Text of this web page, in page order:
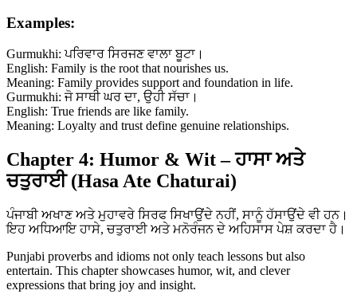
Examples:
Gurmukhi: ਪਰਿਵਾਰ ਸਿਰਜਣ ਵਾਲਾ ਬੂਟਾ।
English: Family is the root that nourishes us.
Meaning: Family provides support and foundation in life.
Gurmukhi: ਜੋ ਸਾਥੀ ਘਰ ਦਾ, ਉਹੀ ਸੱਚਾ।
English: True friends are like family.
Meaning: Loyalty and trust define genuine relationships.
Chapter 4: Humor & Wit – ਹਾਸਾ ਅਤੇ
ਚਤੁਰਾਈ (Hasa Ate Chaturai)
ਪੰਜਾਬੀ ਅਖਾਣ ਅਤੇ ਮੁਹਾਵਰੇ ਸਿਰਫ ਸਿਖਾਉਂਦੇ ਨਹੀਂ, ਸਾਨੂੰ ਹੱਸਾਉਂਦੇ ਵੀ ਹਨ।
ਇਹ ਅਧਿਆਇ ਹਾਸੇ, ਚਤੁਰਾਈ ਅਤੇ ਮਨੋਰੰਜਨ ਦੇ ਅਹਿਸਾਸ ਪੇਸ਼ ਕਰਦਾ ਹੈ।
Punjabi proverbs and idioms not only teach lessons but also
entertain. This chapter showcases humor, wit, and clever
expressions that bring joy and insight.